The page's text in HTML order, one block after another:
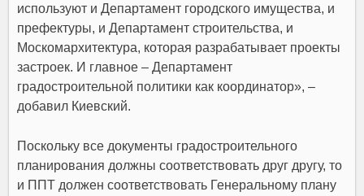
используют иДепартамент городского имущества, и
префектуры, иДепартамент строительства, и
Москомархитектура, которая разрабатывает проекты
застроек. И главное –Департамент
градостроительной политики как координатор», –
добавил Киевский.
Поскольку все документы градостроительного
планирования должны соответствовать друг другу, то
и ППТ должен соответствовать Генеральному плану